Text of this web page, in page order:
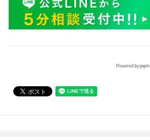
Powered by popIn